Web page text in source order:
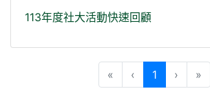
113年度社大活動快速回顧
« ‹ 1(目前頁次)
› »